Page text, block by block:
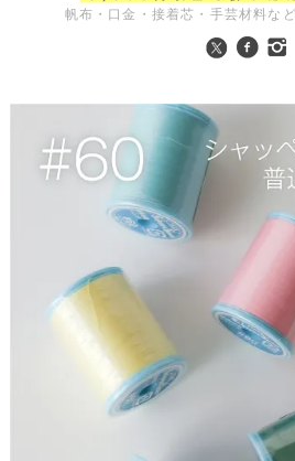
帆布・口金・接着芯・手芸材料な